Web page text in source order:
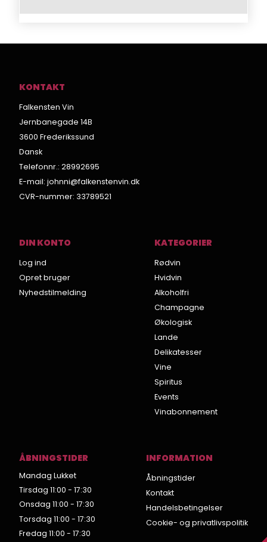
KONTAKT
Falkensten Vin
Jernbanegade 14B
3600 Frederikssund
Dansk
Telefonnr.: 28992695
E-mail: johnni@falkenstenvin.dk
CVR-nummer: 33789521
DIN KONTO
Log ind
Opret bruger
Nyhedstilmelding
KATEGORIER
Rødvin
Hvidvin
Alkoholfri
Champagne
Økologisk
Lande
Delikatesser
Vine
Spiritus
Events
Vinabonnement
ÅBNINGSTIDER
Mandag Lukket
Tirsdag 11:00 - 17:30
Onsdag 11:00 - 17:30
Torsdag 11:00 - 17:30
Fredag 11:00 - 17:30
INFORMATION
Åbningstider
Kontakt
Handelsbetingelser
Cookie- og privatlivspolitik